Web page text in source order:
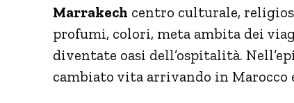
Marrakech centro culturale,
profumi, colori, meta ambita dei
diventate oasi dell’ospitalità.
cambiato vita arrivando in Marocco